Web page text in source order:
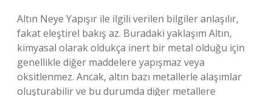
Altın Neye Yapışır ile ilgili verilen bilgiler anlaşılır,
fakat eleştirel bakış az. Buradaki yaklaşım Altın,
kimyasal olarak oldukça inert bir metal olduğu için
genellikle diğer maddelere yapışmaz veya
oksitlenmez. Ancak, altın bazı metallerle alaşımlar
oluşturabilir ve bu durumda diğer metallere